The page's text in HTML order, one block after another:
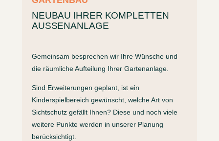
NEUBAU IHRER KOMPLETTEN
AUSSENANLAGE
Gemeinsam besprechen wir Ihre Wünsche und
die räumliche Aufteilung Ihrer Gartenanlage.
Sind Erweiterungen geplant, ist ein
Kinderspielbereich gewünscht, welche Art von
Sichtschutz gefällt Ihnen? Diese und noch viele
weitere Punkte werden in unserer Planung
berücksichtigt.